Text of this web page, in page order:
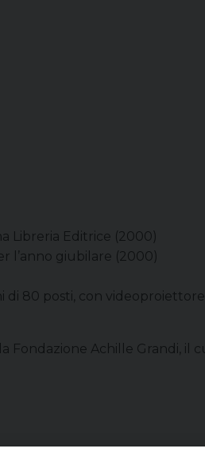
Libreria Editrice (2000)
l’anno giubilare (2000)
80 posti, con
Achille Grandi, il